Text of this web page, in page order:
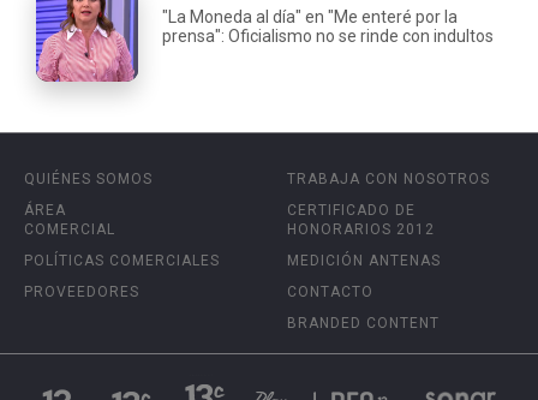
"La Moneda al día" en "Me enteré por la
prensa": Oficialismo no se rinde con indultos
QUIÉNES SOMOS
ÁREA
COMERCIAL
POLÍTICAS COMERCIALES
PROVEEDORES
TRABAJA CON NOSOTROS
CERTIFICADO DE
HONORARIOS 2012
MEDICIÓN ANTENAS
CONTACTO
BRANDED CONTENT